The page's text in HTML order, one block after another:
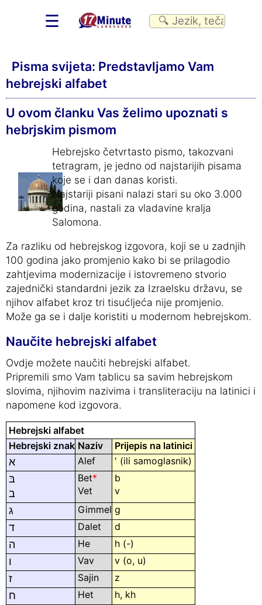
☰
Pisma svijeta: Predstavljamo Vam
hebrejski alfabet
U ovom članku Vas želimo upoznati s
hebrjskim pismom
Hebrejsko četvrtasto pismo, takozvani
tetragram, je jedno od najstarijih pisama
koje se i dan danas koristi.
Najstariji pisani nalazi stari su oko 3.000
godina, nastali za vladavine kralja
Salomona.
Za razliku od hebrejskog izgovora, koji se u zadnjih
100 godina jako promjenio kako bi se prilagodio
zahtjevima modernizacije i istovremeno stvorio
zajednički standardni jezik za Izraelsku državu, se
njihov alfabet kroz tri tisućljeća nije promjenio.
Može ga se i dalje koristiti u modernom hebrejskom.
Naučite hebrejski alfabet
Ovdje možete naučiti hebrejski alfabet.
Pripremili smo Vam tablicu sa savim hebrejskom
slovima, njihovim nazivima i transliteraciju na latinici i
napomene kod izgovora.
Hebrejski alfabet
Hebrejski znak Naziv Prijepis na latinici
א Alef ' (ili samoglasnik)
בּ
ב
Bet*
Vet
b
v
ג Gimmel g
ד Dalet d
ה He h (-)
ו Vav v (o, u)
ז Sajin z
ח Het h, kh